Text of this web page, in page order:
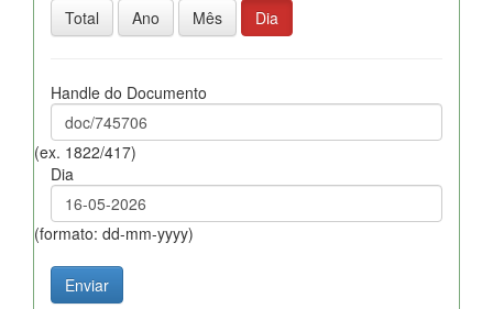
Total
Ano Mês Dia
Handle do Documento
(ex. 1822/417)
Dia
(formato: dd-mm-yyyy)